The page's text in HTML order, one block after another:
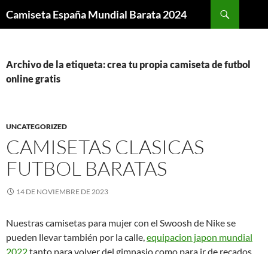
Camiseta España Mundial Barata 2024
Archivo de la etiqueta: crea tu propia camiseta de futbol
online gratis
UNCATEGORIZED
CAMISETAS CLASICAS
FUTBOL BARATAS
14 DE NOVIEMBRE DE 2023
Nuestras camisetas para mujer con el Swoosh de Nike se
pueden llevar también por la calle,equipacion japon mundial
2022tanto para volver del gimnasio como para ir de recados